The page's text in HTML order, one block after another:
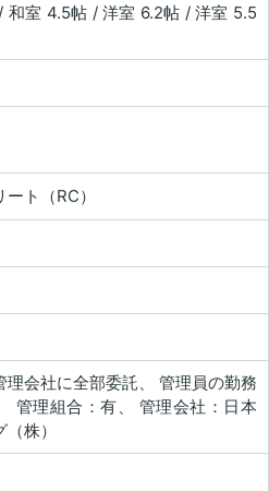
和室 4.5帖 / 洋室 6.2帖 / 洋室 5.5
ト（RC）
理会社に全部委託、 管理員の勤務
管理組合：有、 管理会社：日本
株）